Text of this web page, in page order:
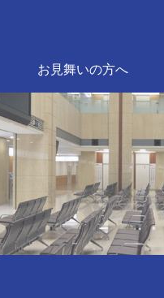
お見舞いの方へ